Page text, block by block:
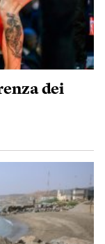
dei